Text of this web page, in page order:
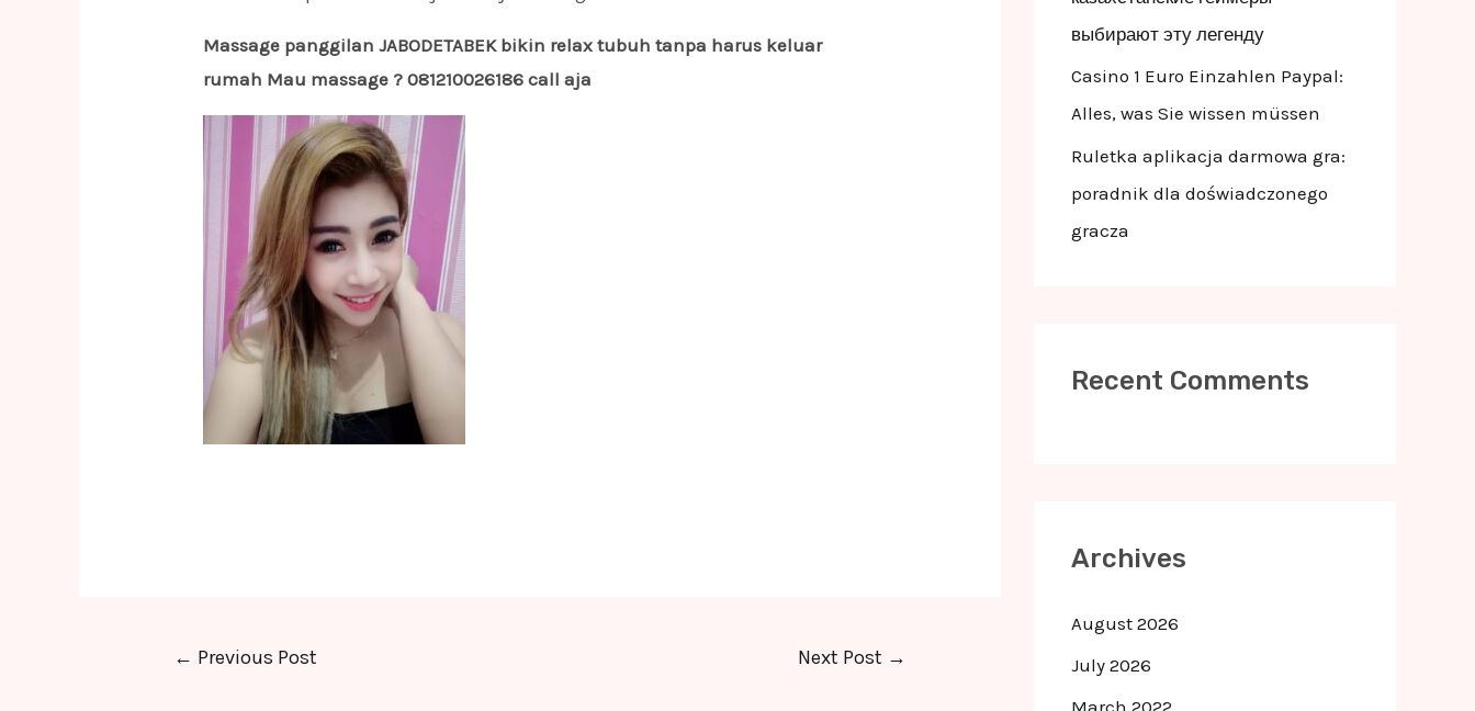
Massage panggilan JABODETABEK bikin relax tubuh tanpa harus keluar
rumah Mau massage ? 081210026186 call aja
← Previous Post Next Post →
выбирают эту легенду
Casino 1 Euro Einzahlen Paypal:
Alles, was Sie wissen müssen
Ruletka aplikacja darmowa gra:
poradnik dla doświadczonego
gracza
Recent Comments
Archives
August 2026
July 2026
March 2022